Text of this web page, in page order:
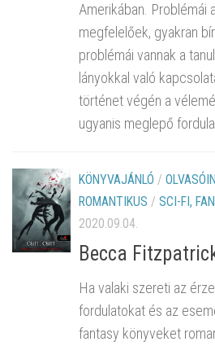
Amerikában. Problémái
megfelelőek, gyakran
problémái vannak a
lányokkal való
történet végén a
ugyanis meglepő
KÖNYVAJÁNLÓ /
ROMANTIKUS / SCI-FI,
2020.09.04.
Becca
Ha valaki szereti az
fordulatokat és az
fantasy könyveket